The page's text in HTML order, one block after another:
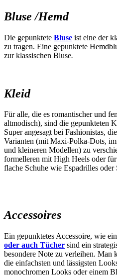
Bluse /Hemd
Die gepunktete Bluse ist eine der
zu tragen. Eine gepunktete
zur klassischen Bluse.
Kleid
Für alle, die es romantischer und
altmodisch), sind die gepunkteten
Super angesagt bei Fashionistas,
Varianten (mit Maxi-Polka-Dots,
und kleineren Modellen) zu
formelleren mit High Heels oder
flache Schuhe wie Espadrilles oder
Accessoires
Ein gepunktetes Accessoire, wie
oder auch Tücher sind ein
besondere Note zu verleihen. Man
die einfachsten und lässigsten
monochromen Looks oder einem